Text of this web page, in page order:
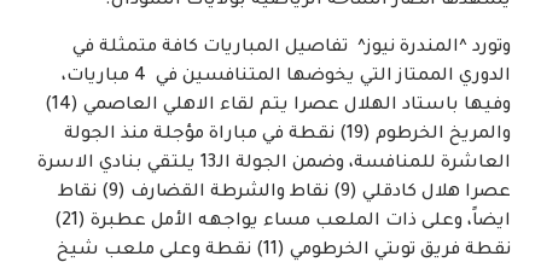
وتورد ^المندرة نيوز^ تفاصيل المباريات كافة متمثلة في
الدوري الممتاز التي يخوضها المتنافسين في 4 مباريات،
وفيها باستاد الهلال عصرا يتم لقاء الاهلي العاصمي (14)
والمريخ الخرطوم (19) نقطة في مباراة مؤجلة منذ الجولة
العاشرة للمنافسة، وضمن الجولة الـ13 يلتقي بنادي الاسرة
عصرا هلال كادقلي (9) نقاط والشرطة القضارف (9) نقاط
ايضاً، وعلى ذات الملعب مساء يواجهه الأمل عطبرة (21)
نقطة فريق توىتي الخرطومي (11) نقطة وعلى ملعب شيخ